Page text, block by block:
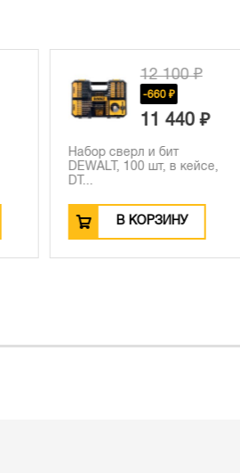
100 ₽
бит
в кейсе,
5 960
Набор сверл и бит
DEWALT DT0109,
В КОРЗИНУ